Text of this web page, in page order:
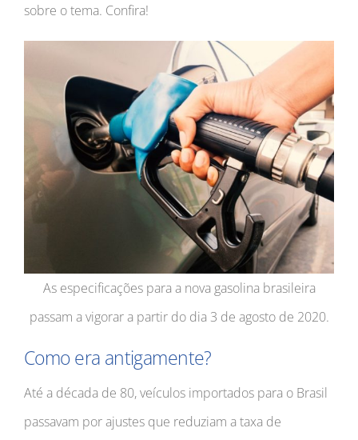
sobre o tema. Confira!
As especificações para a nova gasolina brasileira
passam a vigorar a partir do dia 3 de agosto de 2020.
Como era antigamente?
Até a década de 80, veículos importados para o Brasil
passavam por ajustes que reduziam a taxa de